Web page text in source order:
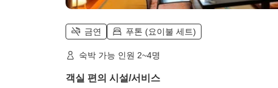
금연 푸톤 (요이불 세트)
숙박 가능 인원 2~4명
객실 편의 시설/서비스